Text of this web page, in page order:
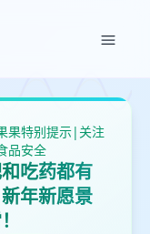
果特别提示|关注
品安全
吃药都有
年新愿景
确认删除
创建